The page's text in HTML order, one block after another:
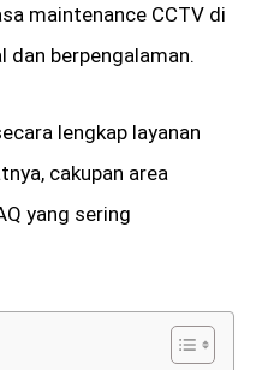
maintenance CCTV di
dan berpengalaman.
lengkap layanan
cakupan area
yang sering